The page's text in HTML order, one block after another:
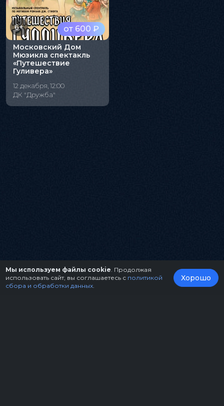
от 600 ₽
6+
Московский Дом
Мюзикла спектакль
«Путешествие
Гуливера»
12 декабря, 12:00
ДК "Дружба"
Мы используем файлы cookie . Продолжая
использовать сайт, вы соглашаетесь с политикой
сбора и обработки данных
Хорошо